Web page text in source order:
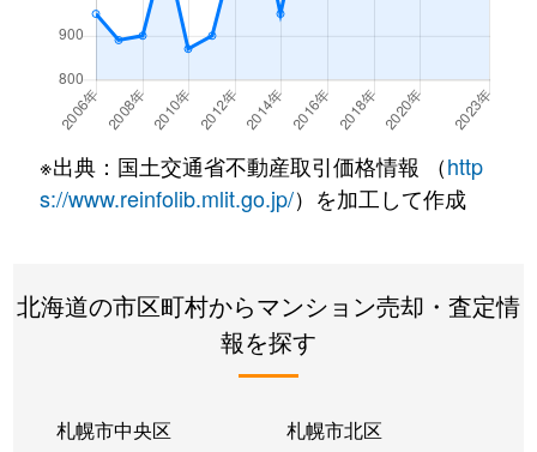
月寒東１条
800万円
月寒東１条
1,900万円 福住
徒歩
月寒東１条
1,100万円 福住
月寒東２条
640万円 月寒中央
月寒東２条
2,500万円 福住
徒歩
2,800万円
月寒東２条
福住
※出典：国土交通省不動産取引価格情報 （http
s://www.reinfolib.mlit.go.jp/）を加工して作成
北海道の市区町村からマンション売却・査定情
報を探す
札幌市中央区 札幌市北区